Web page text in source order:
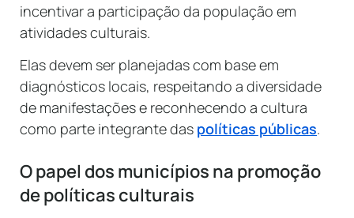
incentivar a participação da população em
atividades culturais.
Elas devem ser planejadas com base em
diagnósticos locais, respeitando a diversidade
de manifestações e reconhecendo a cultura
como parte integrante das políticas públicas.
O papel dos municípios na promoção
de políticas culturais